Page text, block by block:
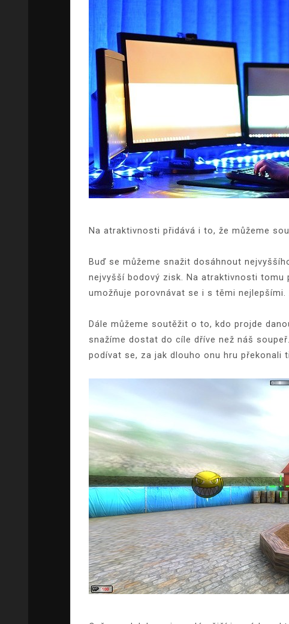
Na atraktivnosti přidává i to, že můžeme
Buď se můžeme snažit dosáhnout
nejvyšší bodový zisk. Na atraktivnosti
umožňuje porovnávat se i s těmi nejlepšími.
Dále můžeme soutěžit o to, kdo projde
snažíme dostat do cíle dříve než náš
podívat se, za jak dlouho onu hru překonali